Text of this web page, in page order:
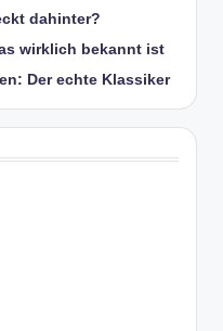
dahinter?
wirklich bekannt ist
Der echte Klassiker